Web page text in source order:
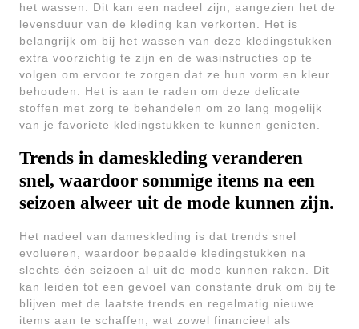
het wassen. Dit kan een nadeel zijn, aangezien het de
levensduur van de kleding kan verkorten. Het is
belangrijk om bij het wassen van deze kledingstukken
extra voorzichtig te zijn en de wasinstructies op te
volgen om ervoor te zorgen dat ze hun vorm en kleur
behouden. Het is aan te raden om deze delicate
stoffen met zorg te behandelen om zo lang mogelijk
van je favoriete kledingstukken te kunnen genieten.
Trends in dameskleding veranderen
snel, waardoor sommige items na een
seizoen alweer uit de mode kunnen zijn.
Het nadeel van dameskleding is dat trends snel
evolueren, waardoor bepaalde kledingstukken na
slechts één seizoen al uit de mode kunnen raken. Dit
kan leiden tot een gevoel van constante druk om bij te
blijven met de laatste trends en regelmatig nieuwe
items aan te schaffen, wat zowel financieel als